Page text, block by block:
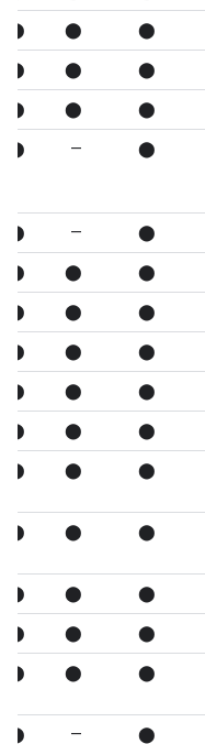
⬤
⬤
⬤
⬤
⬤
⬤
⬤
⬤
⬤
⬤
—
⬤
⬤
—
⬤
⬤
⬤
⬤
⬤
⬤
⬤
⬤
⬤
⬤
⬤
⬤
⬤
⬤
⬤
⬤
⬤
⬤
⬤
⬤
⬤
⬤
⬤
⬤
⬤
⬤
⬤
⬤
⬤
⬤
⬤
⬤
—
⬤